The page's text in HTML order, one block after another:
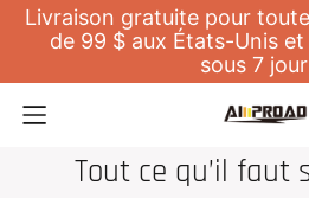
Livraison gratuite pour
de 99 $ aux États-Unis
sous 7
Tout ce qu’il faut